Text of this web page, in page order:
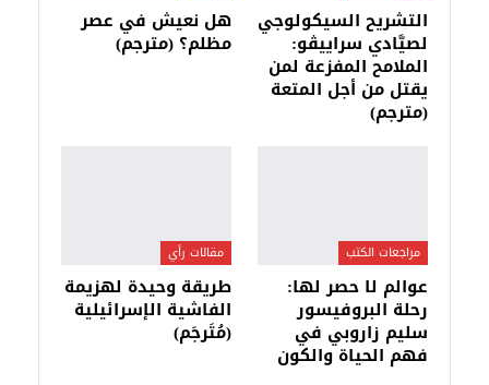
التشريح السيكولوجي
لصيَّادي سراييڤو:
الملامح المفزعة لمن
يقتل من أجل المتعة
(مترجم)
هل نعيش في عصر
مظلم؟ (مترجم)
مراجعات الكتب
عوالم لا حصر لها:
رحلة البروفيسور
سليم زاروبي في
فهم الحياة والكون
مقالات رأي
طريقة وحيدة لهزيمة
الفاشية الإسرائيلية
(مُتَرجَم)